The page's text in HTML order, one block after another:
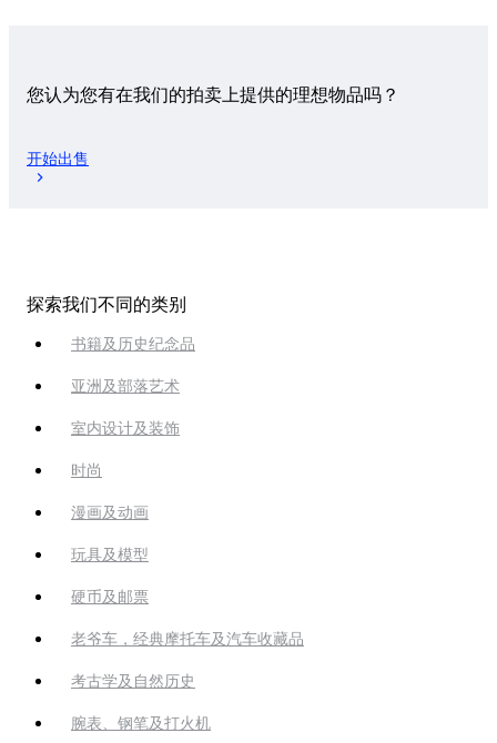
您认为您有在我们的拍卖上提供的理想物品吗？
开始出售
探索我们不同的类别
书籍及历史纪念品
亚洲及部落艺术
室内设计及装饰
时尚
漫画及动画
玩具及模型
硬币及邮票
老爷车，经典摩托车及汽车收藏品
考古学及自然历史
腕表、钢笔及打火机